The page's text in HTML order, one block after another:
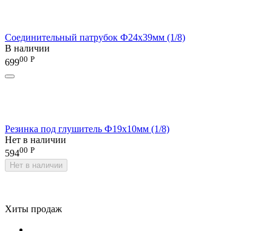
Соединительный патрубок Ф24х39мм (1/8)
В наличии
69900 Р
Резинка под глушитель Ф19х10мм (1/8)
Нет в наличии
59400 Р
Нет в наличии
Хиты продаж